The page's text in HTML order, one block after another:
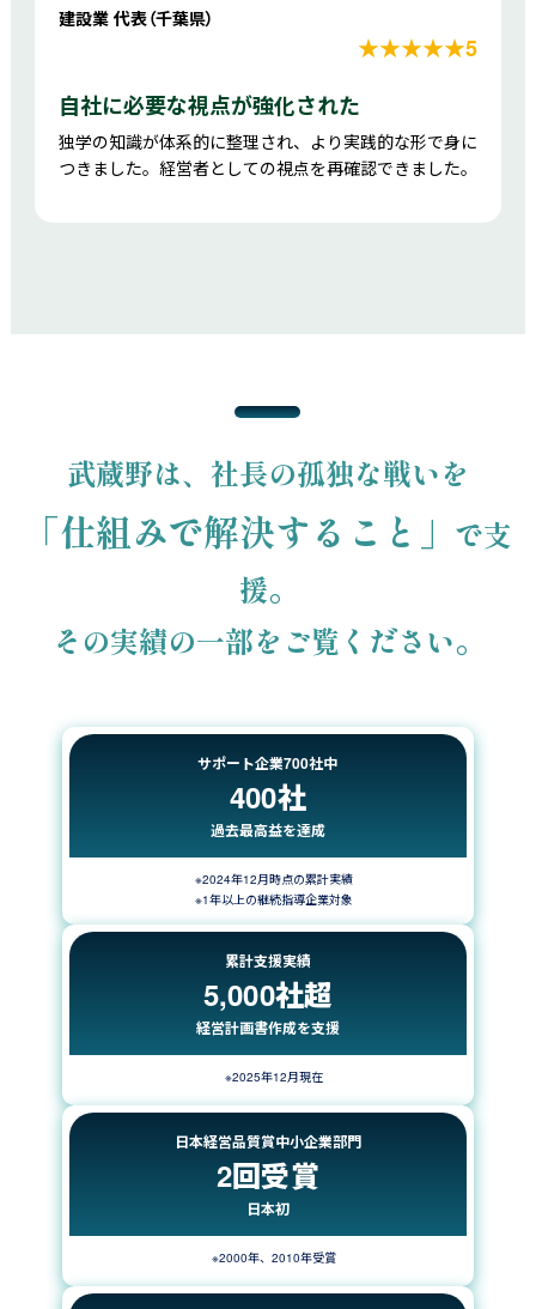
建設業 代表（千葉県）
★★★★★5
自社に必要な視点が強化された
独学の知識が体系的に整理され、より実践的な形で身に
つきました。経営者としての視点を再確認できました。
武蔵野は、社長の孤独な戦いを
「仕組みで解決すること」 で支
援。
その実績の一部をご覧ください。
サポート企業700社中
400社
過去最高益を達成
※2024年12月時点の累計実績
※1年以上の継続指導企業対象
累計支援実績
5,000社超
経営計画書作成を支援
※2025年12月現在
日本経営品質賞中小企業部門
2回受賞
日本初
※2000年、2010年受賞